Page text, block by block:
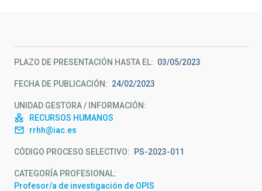
PLAZO DE PRESENTACIÓN HASTA EL 03/05/2023
FECHA DE PUBLICACIÓN 24/02/2023
UNIDAD GESTORA / INFORMACIÓN
RECURSOS HUMANOS
rrhh@iac.es
CÓDIGO PROCESO SELECTIVO PS-2023-011
CATEGORÍA PROFESIONAL
Profesor/a de investigación de OPIS